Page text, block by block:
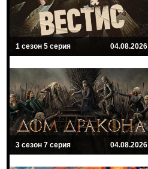
1 сезон 5 серия 04.08.2026
3 сезон 7 серия 04.08.2026